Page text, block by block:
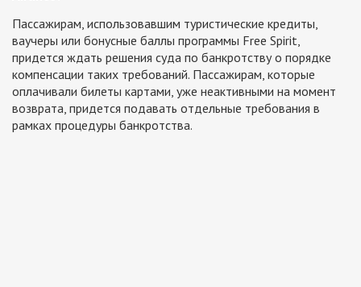
Пассажирам, использовавшим туристические кредиты,
ваучеры или бонусные баллы программы Free Spirit,
придется ждать решения суда по банкротству о порядке
компенсации таких требований. Пассажирам, которые
оплачивали билеты картами, уже неактивными на момент
возврата, придется подавать отдельные требования в
рамках процедуры банкротства.